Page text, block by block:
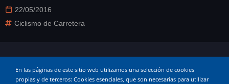
En las páginas de este sitio web utilizamos una selección de cookies
propias y de terceros: Cookies esenciales, que son necesarias para utilizar
22/05/2016
Ciclismo de Carretera